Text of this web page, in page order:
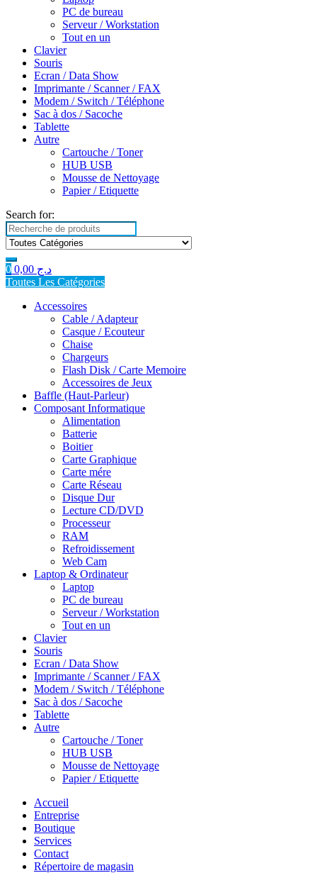
PC de bureau
Serveur / Workstation
Tout en un
Clavier
Souris
Ecran / Data Show
Imprimante / Scanner / FAX
Modem / Switch / Téléphone
Sac à dos / Sacoche
Tablette
Autre
Cartouche / Toner
HUB USB
Mousse de Nettoyage
Papier / Etiquette
Search for:
0 د.ج
Toutes Les Catégories
Accessoires
Cable / Adapteur
Casque / Ecouteur
Chaise
Chargeurs
Flash Disk / Carte Memoire
Accessoires de Jeux
Baffle (Haut-Parleur)
Composant Informatique
Alimentation
Batterie
Boitier
Carte Graphique
Carte mére
Carte Réseau
Disque Dur
Lecture CD/DVD
Processeur
RAM
Refroidissement
Web Cam
Laptop & Ordinateur
Laptop
PC de bureau
Serveur / Workstation
Tout en un
Clavier
Souris
Ecran / Data Show
Imprimante / Scanner / FAX
Modem / Switch / Téléphone
Sac à dos / Sacoche
Tablette
Autre
Cartouche / Toner
HUB USB
Mousse de Nettoyage
Papier / Etiquette
Accueil
Entreprise
Boutique
Services
Contact
Répertoire de magasin